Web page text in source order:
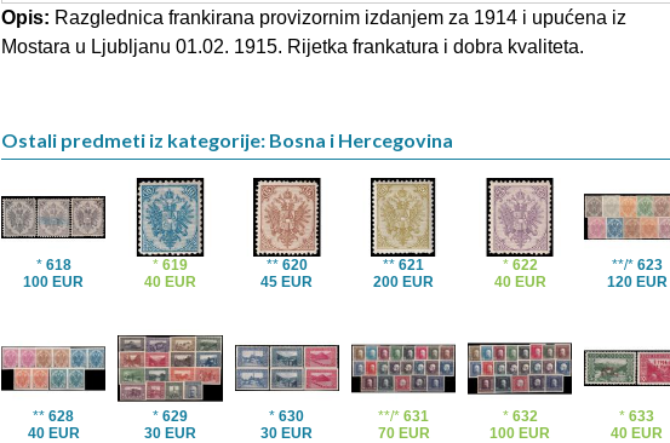
Opis: Razglednica frankirana provizornim izdanjem za 1914 i upućena iz
Mostara u Ljubljanu 01.02. 1915. Rijetka frankatura i dobra kvaliteta.
Ostali predmeti iz kategorije: Bosna i Hercegovina
* 618
100 EUR
* 619
40 EUR
** 620
45 EUR
**621
200 EUR
* 622
40 EUR
**/* 623
120 EUR
**628
40 EUR
* 629
30 EUR
*630
30 EUR
**/*631
70 EUR
* 632
100 EUR
*633
40 EUR